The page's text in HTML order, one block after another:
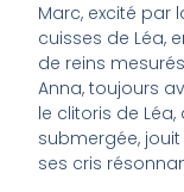
Marc, excité par
cuisses de Léa,
de reins
Anna, toujours
le clitoris de
submergée,
ses cris